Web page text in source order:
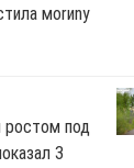
моrиnу
ростом под
3